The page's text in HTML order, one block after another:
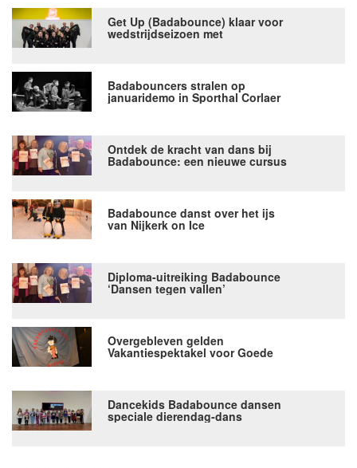
Get Up (Badabounce) klaar voor
wedstrijdseizoen met
Badabouncers stralen op
januaridemo in Sporthal Corlaer
Ontdek de kracht van dans bij
Badabounce: een nieuwe cursus
Badabounce danst over het ijs
van Nijkerk on Ice
Diploma-uitreiking Badabounce
‘Dansen tegen vallen’
Overgebleven gelden
Vakantiespektakel voor Goede
Dancekids Badabounce dansen
speciale dierendag-dans